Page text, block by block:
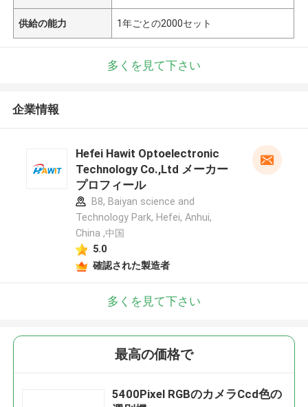
供給の能力 1年ごとの2000セット
多くを見て下さい
企業情報
Hefei Hawit Optoelectronic
Technology Co.,Ltd メーカー
プロフィール
B8, Baiyan science and
Technology Park, Hefei, Anhui,
China ,中国
5.0
確認された製造者
多くを見て下さい
最高の価格で
5400Pixel RGBのカメラCcd色の